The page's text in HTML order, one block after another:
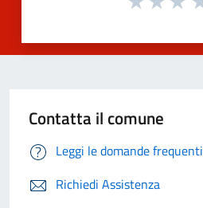
Contatta il comune
Leggi le domande frequenti
Richiedi Assistenza